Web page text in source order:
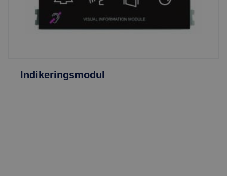
Indikeringsmodul